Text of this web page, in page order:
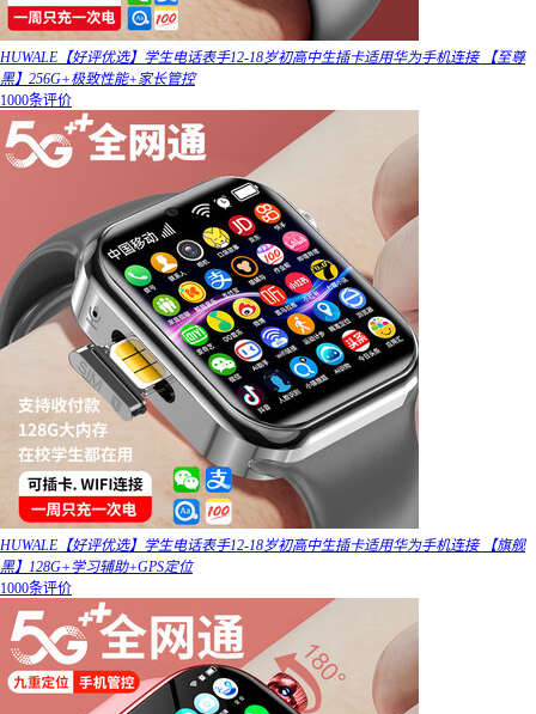
HUWALE【好评优选】学生电话表手12-18岁初高中生插卡适用华为手机连接 【至尊
黑】256G+极致性能+家长管控
1000条评价
HUWALE【好评优选】学生电话表手12-18岁初高中生插卡适用华为手机连接 【旗舰
黑】128G+学习辅助+GPS定位
1000条评价